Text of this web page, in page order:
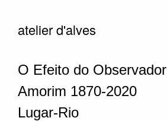
atelier d'alves
O Efeito do Observador
Amorim 1870-2020
Lugar-Rio